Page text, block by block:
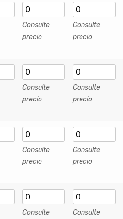
Consulte
precio
Consulte
precio
Consulte
precio
Consulte
precio
Consulte
precio
Consulte
precio
Consulte
Consulte